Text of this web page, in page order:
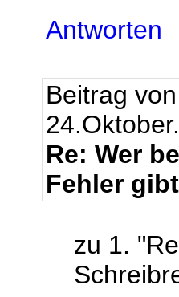
Antworten
Beitrag von
Re: Wer
Fehler
zu 1.